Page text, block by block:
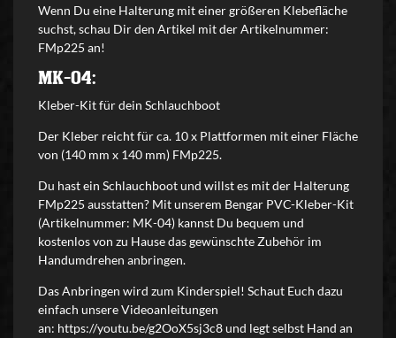
Wenn Du eine Halterung mit einer größeren Klebefläche
suchst, schau Dir den Artikel mit der Artikelnummer:
FMp225 an!
MK-04:
Kleber-Kit für dein Schlauchboot
Der Kleber reicht für ca. 10 x Plattformen mit einer Fläche
von (140 mm x 140 mm) FMp225.
Du hast ein Schlauchboot und willst es mit der Halterung
FMp225 ausstatten? Mit unserem Bengar PVC-Kleber-Kit
(Artikelnummer: MK-04) kannst Du bequem und
kostenlos von zu Hause das gewünschte Zubehör im
Handumdrehen anbringen.
Das Anbringen wird zum Kinderspiel! Schaut Euch dazu
einfach unsere Videoanleitungen
an: https://youtu.be/g2OoX5sj3c8und legt selbst Hand an